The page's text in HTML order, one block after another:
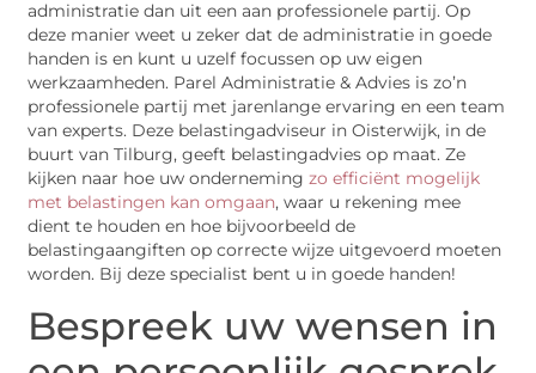
administratie dan uit een aan professionele partij. Op
deze manier weet u zeker dat de administratie in goede
handen is en kunt u uzelf focussen op uw eigen
werkzaamheden. Parel Administratie & Advies is zo’n
professionele partij met jarenlange ervaring en een team
van experts. Deze belastingadviseur in Oisterwijk, in de
buurt van Tilburg, geeft belastingadvies op maat. Ze
kijken naar hoe uw ondernemingzo efficiënt mogelijk
met belastingen kan omgaan, waar u rekening mee
dient te houden en hoe bijvoorbeeld de
belastingaangiften op correcte wijze uitgevoerd moeten
worden. Bij deze specialist bent u in goede handen!
Bespreek uw wensen in